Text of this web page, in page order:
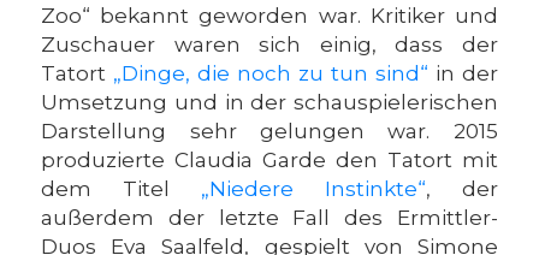
Zoo“ bekannt geworden war. Kritiker und
Zuschauer waren sich einig, dass der
Tatort „Dinge, die noch zu tun sind“ in der
Umsetzung und in der schauspielerischen
Darstellung sehr gelungen war. 2015
produzierte Claudia Garde den Tatort mit
dem Titel „Niedere Instinkte“, der
außerdem der letzte Fall des Ermittler-
Duos Eva Saalfeld, gespielt von Simone